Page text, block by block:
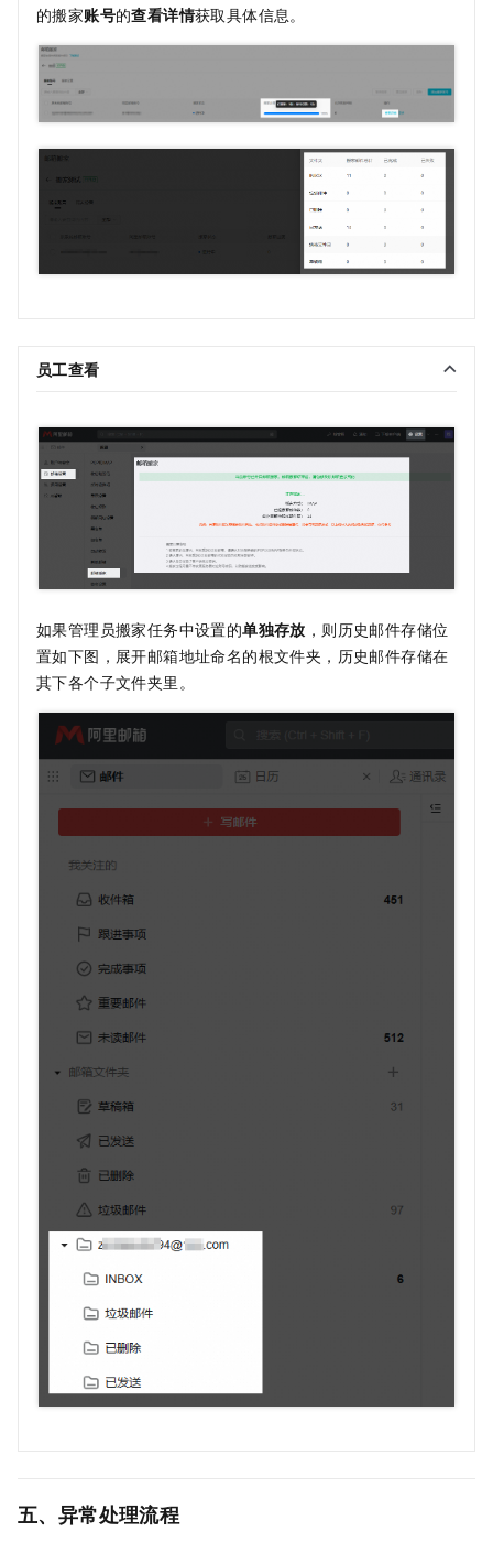
的搬家账号的查看详情获取具体信息。
员工查看
如果管理员搬家任务中设置的单独存放 ，则历史邮件存储位
置如下图，展开邮箱地址命名的根文件夹，历史邮件存储在
其下各个子文件夹里。
五、异常处理流程